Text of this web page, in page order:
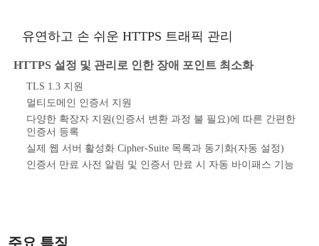
유연하고 손 쉬운 HTTPS 트래픽 관리
HTTPS 설정 및 관리로 인한 장애 포인트 최소화
TLS 1.3 지원
멀티도메인 인증서 지원
다양한 확장자 지원(인증서 변환 과정 불 필요)에 따른 간편한
인증서 등록
실제 웹 서버 활성화 Cipher-Suite 목록과 동기화(자동 설정)
인증서 만료 사전 알림 및 인증서 만료 시 자동 바이패스 기능
주요 특징